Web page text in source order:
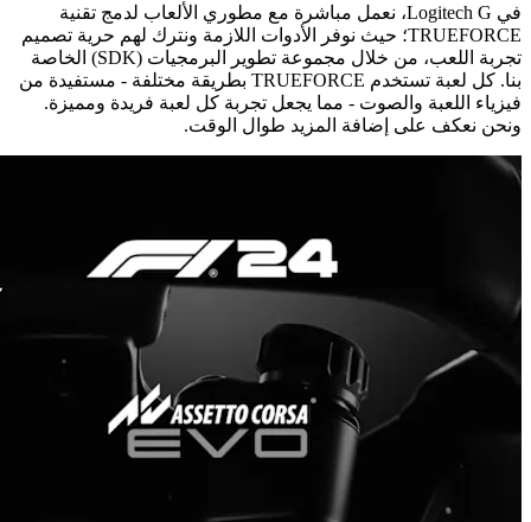
في Logitech G، نعمل مباشرة مع مطوري الألعاب لدمج تقنية
TRUEFORCE؛ حيث نوفر الأدوات اللازمة ونترك لهم حرية تصميم
تجربة اللعب، من خلال مجموعة تطوير البرمجيات (SDK) الخاصة
بنا. كل لعبة تستخدم TRUEFORCE بطريقة مختلفة - مستفيدة من
فيزياء اللعبة والصوت - مما يجعل تجربة كل لعبة فريدة ومميزة.
ونحن نعكف على إضافة المزيد طوال الوقت.